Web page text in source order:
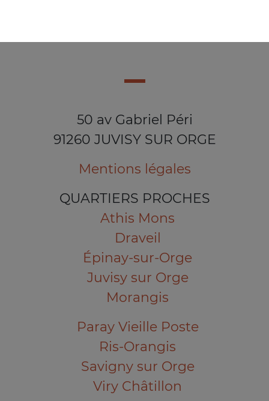
50 av Gabriel Péri
91260 JUVISY SUR ORGE
Mentions légales
QUARTIERS PROCHES
Athis Mons
Draveil
Épinay-sur-Orge
Juvisy sur Orge
Morangis
Paray Vieille Poste
Ris-Orangis
Savigny sur Orge
Viry Châtillon